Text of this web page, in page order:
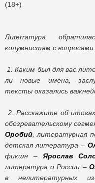
(18+)
Лиterraтура
колумнистам с вопросами:
1. Каким был для вас
ли новые имена,
тексты оказались
2. Расскажите об
обозревательскому
Оробий , литературная
детская литература –
фикшн – Ярослав
литература о России –
в нелитературных